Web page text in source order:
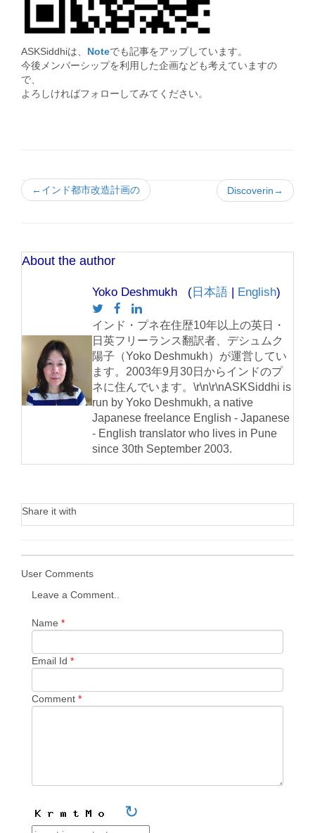
ASKSiddhiは、 Noteでも記事をアップしています。
今後メンバーシップを利用した企画なども考えていますの
で、
よろしければフォローしてみてください。
←インド都市改造計画の Discoverin→
About the author
Yoko Deshmukh ( 日本語 | English)
インド・プネ在住歴10年以上の英日・
日英フリーランス翻訳者、デシュムク
陽子（Yoko Deshmukh）が運営してい
ます。2003年9月30日からインドのプ
ネに住んでいます。\r\n\r\nASKSiddhi is
run by Yoko Deshmukh, a native
Japanese freelance English - Japanese
- English translator who lives in Pune
since 30th September 2003.
Share it with
User Comments
Leave a Comment..
Name *
Email Id *
Comment *
↻